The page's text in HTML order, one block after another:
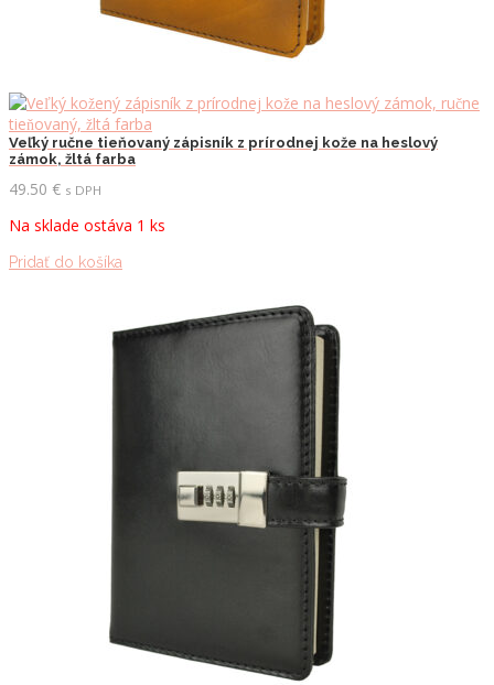
Veľký ručne tieňovaný zápisník z prírodnej kože na heslový
zámok, žltá farba
49.50 € s DPH
Na sklade ostáva 1 ks
Pridať do košíka